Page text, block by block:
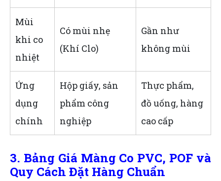
Mùi
khi co
nhiệt
Có mùi nhẹ
(Khí Clo)
Gần như
không mùi
Ứng
dụng
chính
Hộp giấy, sản
phẩm công
nghiệp
Thực phẩm,
đồ uống, hàng
cao cấp
3. Bảng Giá Màng Co PVC, POF và
Quy Cách Đặt Hàng Chuẩn